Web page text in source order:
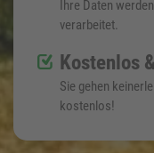
Ihre Daten
verarbeitet.
Kostenlos
Sie gehen
kostenlos!